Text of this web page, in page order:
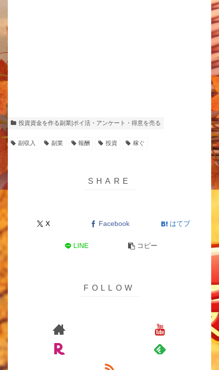
投資資金を作る副業|ポイ活・アンケート・得意を売る
副収入 副業 報酬 投資 稼ぐ
X Facebook はてブ
LINE コピー